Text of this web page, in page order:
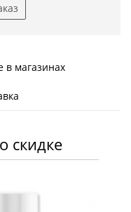
в магазинах
скидке